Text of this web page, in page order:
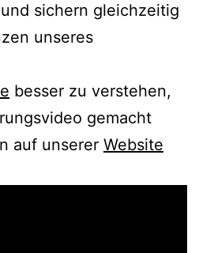
sichern gleichzeitig
unseres
besser zu verstehen,
gemacht
auf unserer Website